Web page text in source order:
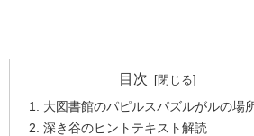
目次
大図書館のパピルスパズルがルの場
深き谷のヒントテキスト解読